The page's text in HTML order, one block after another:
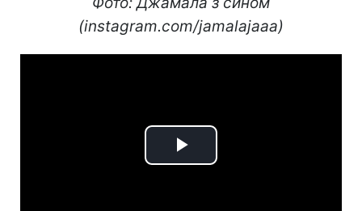
(instagram.com/jamalajaaa)
Play